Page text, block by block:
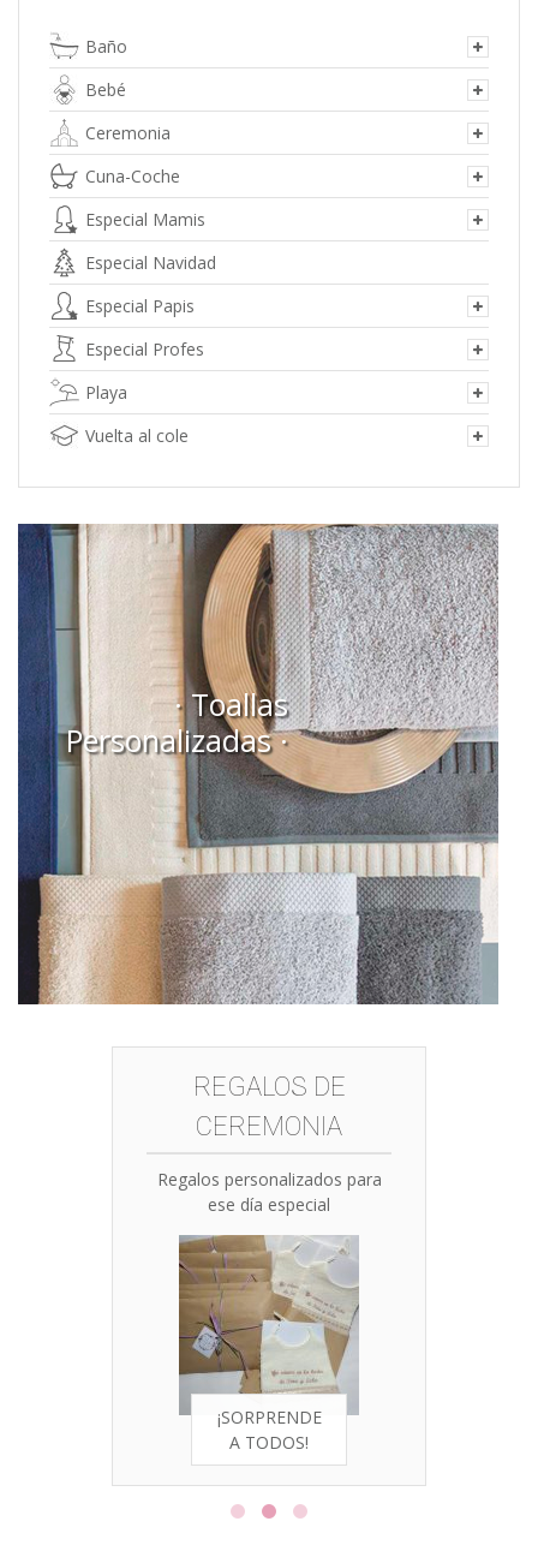
elegir
en
la
página
de
producto
Baño
Bebé
Ceremonia
Cuna-Coche
Especial Mamis
Especial Navidad
Especial Papis
Especial Profes
Playa
Vuelta al cole
· Toallas
Personalizadas ·
REGALOS DE
CEREMONIA
Regalos personalizados para
ese día especial
¡SORPRENDE
A TODOS!